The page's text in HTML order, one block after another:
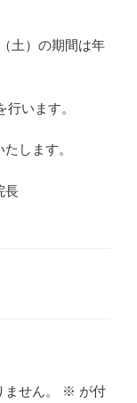
土）の期間は年
います。
します。
長
せん。 ※ が付